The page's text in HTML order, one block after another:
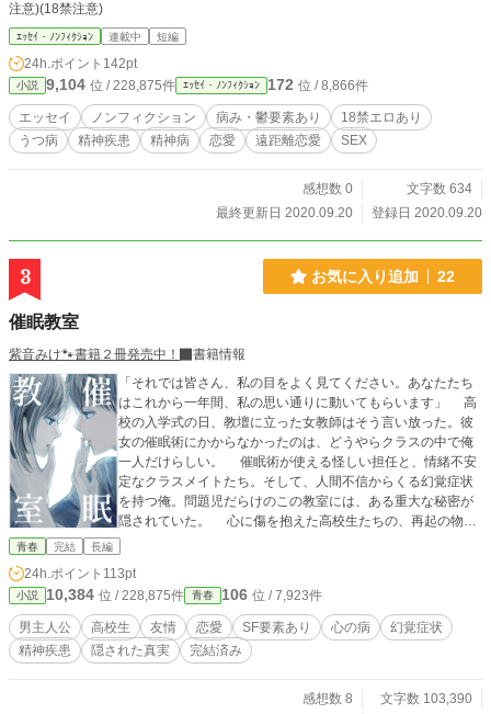
注意)(18禁注意)
ｴｯｾｲ・ﾉﾝﾌｨｸｼｮﾝ 連載中 短編
24h.ポイント 142pt
小説 9,104 位 / 228,875件 ｴｯｾｲ・ﾉﾝﾌｨｸｼｮﾝ 172 位 / 8,866件
エッセイ ノンフィクション 病み・鬱要素あり
18禁エロあり
うつ病
精神疾患 精神病 恋愛 遠距離恋愛 SEX
感想数 0
文字数 634
最終更新日 2020.09.20
登録日 2020.09.20
3 お気に入り追加 22
催眠教室
紫音みけ🐾書籍２冊発売中！
書籍情報
「それでは皆さん、私の目をよく見てください。あなたたち
はこれから一年間、私の思い通りに動いてもらいます」 高
校の入学式の日、教壇に立った女教師はそう言い放った。彼
女の催眠術にかからなかったのは、どうやらクラスの中で俺
一人だけらしい。 催眠術が使える怪しい担任と、情緒不安
定なクラスメイトたち。そして、人間不信からくる幻覚症状
を持つ俺。問題児だらけのこの教室には、ある重大な秘密が
隠されていた。 心に傷を抱えた高校生たちの、再起の物
青春 完結 長編
24h.ポイント 113pt
小説 10,384 位 / 228,875件 青春 106 位 / 7,923件
男主人公 高校生 友情 恋愛 SF要素あり 心の病
幻覚症状
精神疾患
隠された真実 完結済み
感想数 8
文字数 103,390